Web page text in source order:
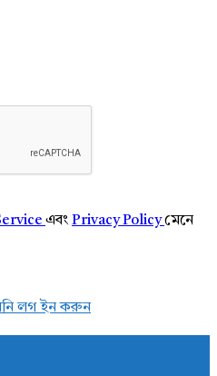
এবং Privacy Policyমেনে
লগ ইন করুন